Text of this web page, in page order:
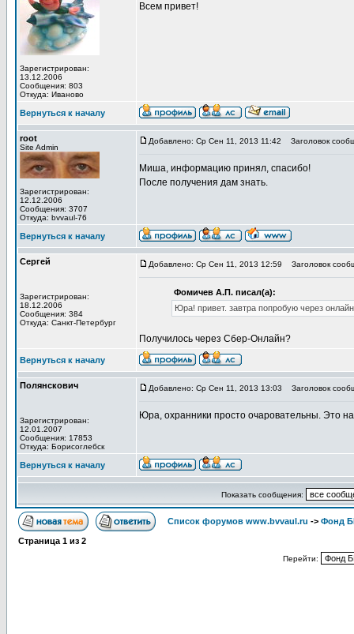
Зарегистрирован:
13.12.2006
Сообщения: 803
Откуда: Иваново
Всем привет!
Вернуться к началу
root
Site Admin
Зарегистрирован:
12.12.2006
Сообщения: 3707
Откуда: bvvaul-76
Добавлено: Ср Сен 11, 2013 11:42 Заголовок
Миша, информацию принял, спасибо!
После получения дам знать.
Вернуться к началу
Сергей
Зарегистрирован:
18.12.2006
Сообщения: 384
Откуда: Санкт-Петербург
Добавлено: Ср Сен 11, 2013 12:59 Заголовок
Фомичев А.П. писал(а):
Юра! привет. завтра попробую через
Получилось через Сбер-Онлайн?
Вернуться к началу
Полянскович
Зарегистрирован:
12.01.2007
Сообщения: 17853
Откуда: Борисоглебск
Добавлено: Ср Сен 11, 2013 13:03 Заголовок
Юра, охранники просто очаровательны. Это
Вернуться к началу
Показать сообщения:
Список форумов www.bvvaul.ru -> Фонд
Страница 1 из 2
Перейти: